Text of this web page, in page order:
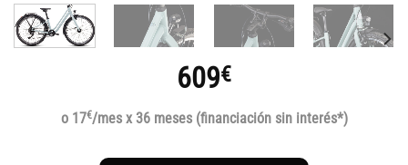
609€
o 17€/mes x 36 meses (financiación sin interés*)